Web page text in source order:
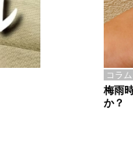
コラム
梅雨
か？